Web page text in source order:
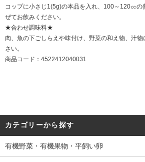
コップに小さじ1(5g)の本品を入れ、100～120㏄の
ぜてお飲みください。
★合わせ調味料★
肉、魚の下ごしらえや味付け、野菜の和え物、汁
さい。
商品コード：4522412040031
カテゴリーから探す
有機野菜・有機果物・平飼い卵